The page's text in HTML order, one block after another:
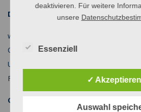
Das klassische Strafrecht
wie Diebstahl,
Computerbetrug, Raub, Erpressung,
Urkundenfälschung, Nötigung,
Fahrerlaubnis.
Gewaltdeikte
deaktivieren. Für weitere
unsere
Essenziell
✓ Akzeptieren
Auswahl